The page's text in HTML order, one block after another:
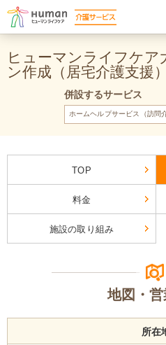
ヒューマンライフケア
ン作成（居宅介護支援）
併設するサービス
ホームヘルプサービス（訪問
TOP
料金
施設の取り組み
地図・営
所在